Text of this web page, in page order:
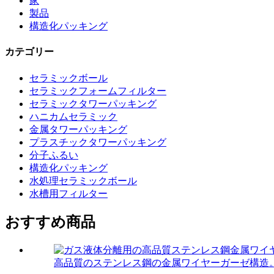
製品
構造化パッキング
カテゴリー
セラミックボール
セラミックフォームフィルター
セラミックタワーパッキング
ハニカムセラミック
金属タワーパッキング
プラスチックタワーパッキング
分子ふるい
構造化パッキング
水処理セラミックボール
水槽用フィルター
おすすめ商品
高品質のステンレス鋼の金属ワイヤーガーゼ構造